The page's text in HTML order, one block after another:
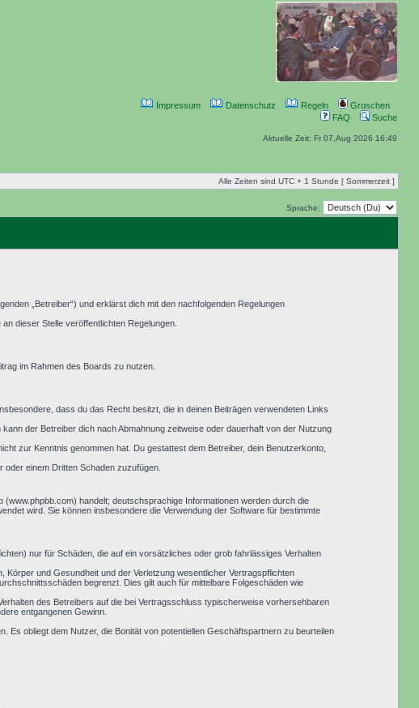
Impressum Datenschutz Regeln
Groschen
FAQ
Suche
Aktuelle Zeit: Fr 07.Aug 2026 16:49
Alle Zeiten sind UTC + 1 Stunde [ Sommerzeit ]
Sprache:
„Betreiber“) und erklärst dich mit den nachfolgenden Regelungen
dieser Stelle veröffentlichten Regelungen.
im Rahmen des Boards zu nutzen.
dass du das Recht besitzt, die in deinen Beiträgen verwendeten Links
der Betreiber dich nach Abmahnung zeitweise oder dauerhaft von der Nutzung
zur Kenntnis genommen hat. Du gestattest dem Betreiber, dein Benutzerkonto,
einem Dritten Schaden zuzufügen.
handelt; deutschsprachige Informationen werden durch die
wird. Sie können insbesondere die Verwendung der Software für bestimmte
nur für Schäden, die auf ein vorsätzliches oder grob fahrlässiges Verhalten
und Gesundheit und der Verletzung wesentlicher Vertragspflichten
begrenzt. Dies gilt auch für mittelbare Folgeschäden wie
des Betreibers auf die bei Vertragsschluss typischerweise vorhersehbaren
entgangenen Gewinn.
obliegt dem Nutzer, die Bonität von potentiellen Geschäftspartnern zu beurteilen